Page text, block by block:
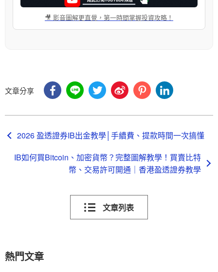
🎥 影音圖解更直覺，第一時間掌握投資攻略！
文章分享
2026 盈透證券IB出金教學│手續費、提款時間一次搞懂
IB如何買Bitcoin、加密貨幣？完整圖解教學！買賣比特
幣、交易許可開通｜香港盈透證券教學
文章列表
熱門文章